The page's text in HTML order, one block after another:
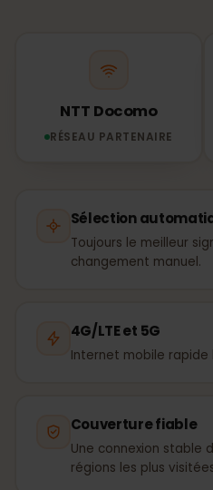
NTT Docomo
RÉSEAU PARTENAIRE
Sélection
Toujours le meilleur
changement manuel.
4G/LTE et 5G
Internet mobile rapide
Couverture fiable
Une connexion stable
régions les plus